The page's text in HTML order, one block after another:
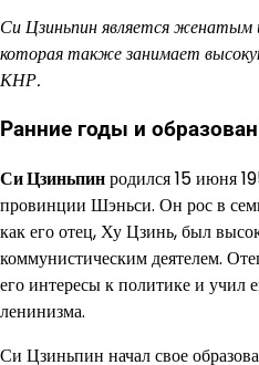
Си Цзиньпин является
которая также занимает
КНР.
Ранние годы и
Си Цзиньпинродился 15 июня
провинции Шэньси. Он рос в
как его отец, Ху Цзинь, был
коммунистическим деятелем.
его интересы к политике и учил
ленинизма.
Си Цзиньпин начал свое